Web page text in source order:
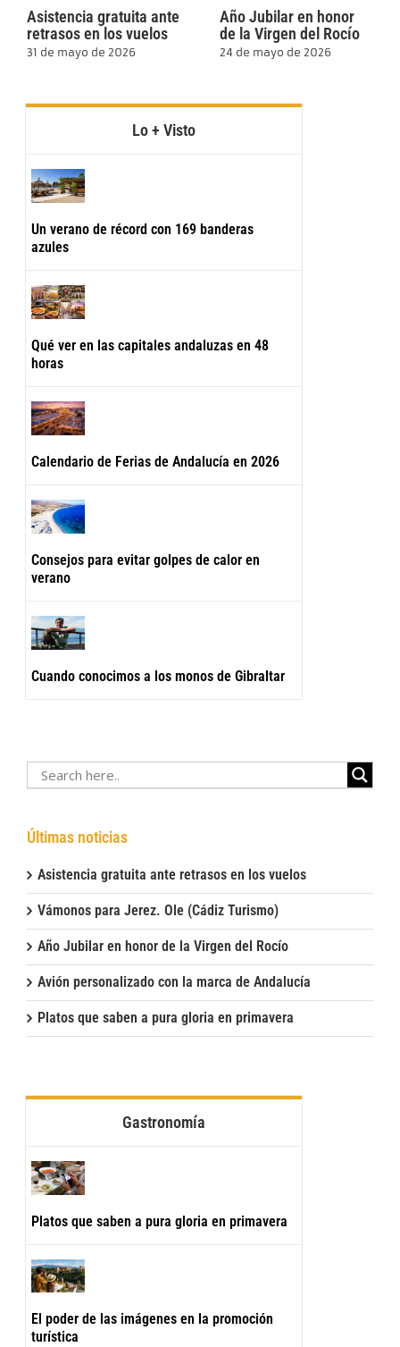
Asistencia gratuita ante
retrasos en los vuelos
31 de mayo de 2026
Año Jubilar en honor
de la Virgen del Rocío
24 de mayo de 2026
Lo + Visto
Un verano de récord con 169 banderas
azules
Qué ver en las capitales andaluzas en 48
horas
Calendario de Ferias de Andalucía en 2026
Consejos para evitar golpes de calor en
verano
Cuando conocimos a los monos de Gibraltar
Últimas noticias
Asistencia gratuita ante retrasos en los vuelos
Vámonos para Jerez. Ole (Cádiz Turismo)
Año Jubilar en honor de la Virgen del Rocío
Avión personalizado con la marca de Andalucía
Platos que saben a pura gloria en primavera
Gastronomía
Platos que saben a pura gloria en primavera
El poder de las imágenes en la promoción
turística